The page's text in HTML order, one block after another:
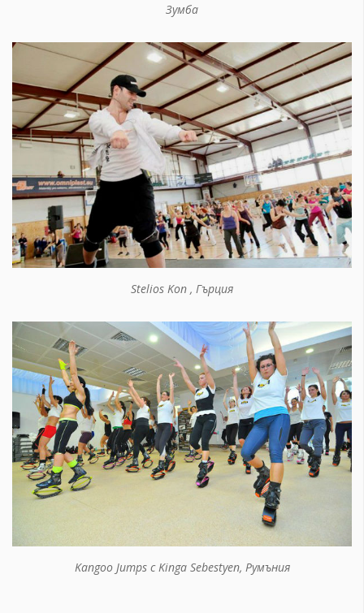
Зумба
Stelios Kon , Гърция
Kangoo Jumps с Kinga Sebestyen, Румъния